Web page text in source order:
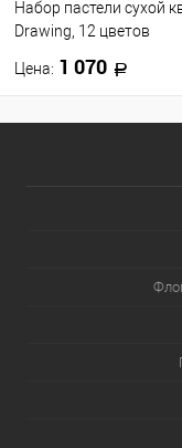
Набор пастели сухой
Drawing, 12 цветов
Цена: 1 070